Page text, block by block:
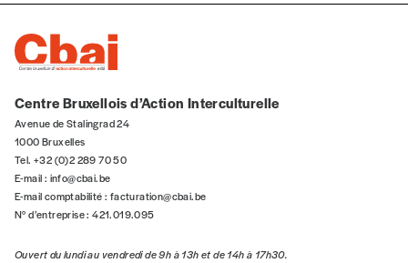
Localité
Centre Bruxellois d’Action Interculturelle
Avenue de Stalingrad 24
1000 Bruxelles
Tel. +32 (0)2 289 70 50
E-mail : info@cbai.be
E-mail comptabilité : facturation@cbai.be
N° d’entreprise : 421.019.095
Ouvert du lundi au vendredi de 9h à 13h et de 14h à 17h30.